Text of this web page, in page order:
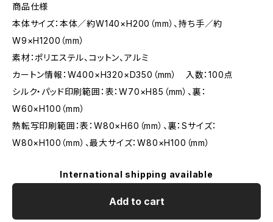
商品仕様
本体サイズ：本体／約W140×H200（mm）、持ち手／約
W9×H1200（mm）
素材：ポリエステル、コットン、アルミ
カートン情報：W400×H320×D350（mm） 入数：100点
シルク・パッド印刷範囲：表：W70×H85（mm）、裏：
W60×H100（mm）
熱転写印刷範囲：表：W80×H60（mm）、裏：Sサイズ：
W80×H100（mm）、最大サイズ：W80×H100（mm）
International shipping available
Add to cart